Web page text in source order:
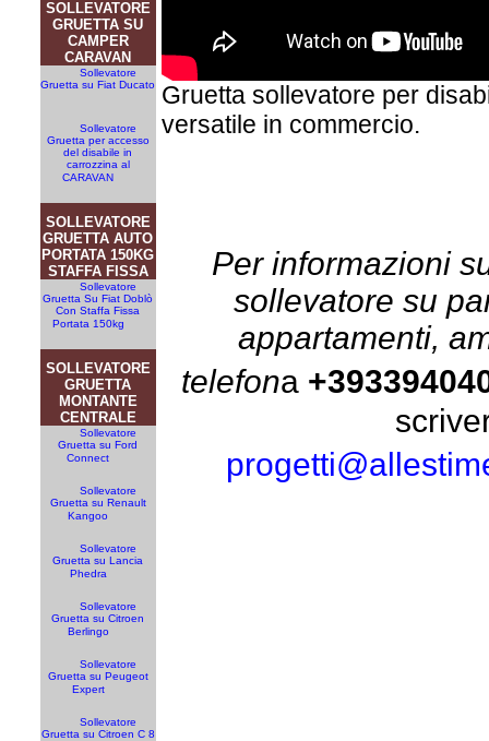
SOLLEVATORE
GRUETTA SU
CAMPER
CARAVAN
Sollevatore
Gruetta su Fiat Ducato
Sollevatore
Gruetta per accesso
del disabile in
carrozzina al
CARAVAN
SOLLEVATORE
GRUETTA AUTO
PORTATA 150KG
STAFFA FISSA
Sollevatore
Gruetta Su Fiat Doblò
Con Staffa Fissa
Portata 150kg
SOLLEVATORE
GRUETTA
MONTANTE
CENTRALE
Sollevatore
Gruetta su Ford
Connect
Sollevatore
Gruetta su Renault
Kangoo
Sollevatore
Gruetta su Lancia
Phedra
Sollevatore
Gruetta su Citroen
Berlingo
Sollevatore
Gruetta su Peugeot
Expert
Sollevatore
Gruetta su Citroen C 8
Gruetta sollevatore per
versatile in commercio.
Per informazioni
sollevatore su
appartamenti,
telefona